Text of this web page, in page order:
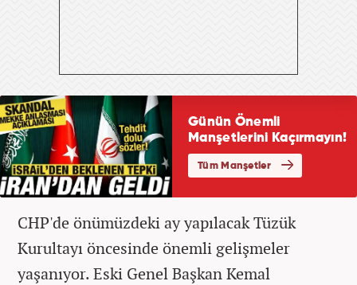
CHP'de önümüzdeki ay yapılacak Tüzük
Kurultayı öncesinde önemli gelişmeler
yaşanıyor. Eski Genel Başkan Kemal